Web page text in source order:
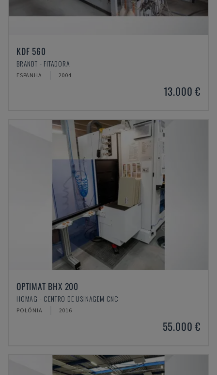
KDF 560
BRANDT - FITADORA
ESPANHA 2004
13.000 €
OPTIMAT BHX 200
HOMAG - CENTRO DE USINAGEM CNC
POLÓNIA 2016
55.000 €